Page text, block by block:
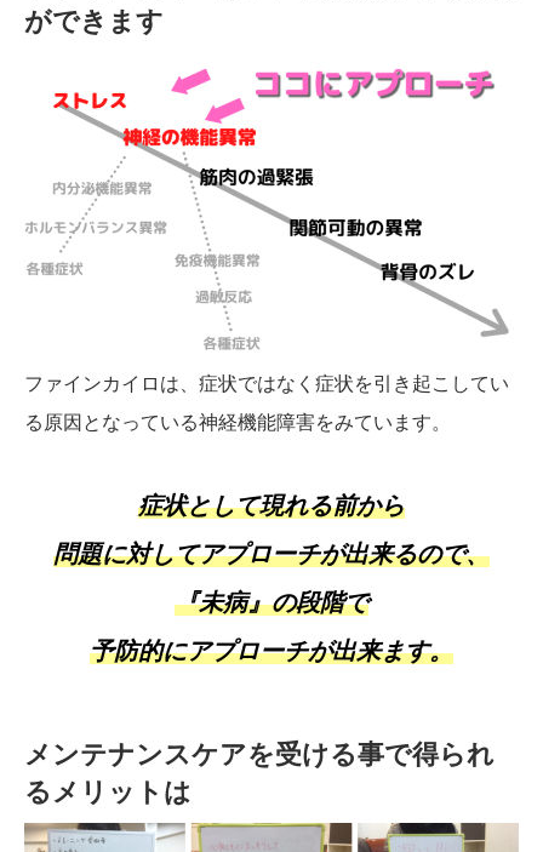
ができます
ファインカイロは、症状ではなく症状を引き起こしてい
る原因となっている神経機能障害をみています。
症状として現れる前から
問題に対してアプローチが出来るので、
『未病』の段階で
予防的にアプローチが出来ます。
メンテナンスケアを受ける事で得られ
るメリットは